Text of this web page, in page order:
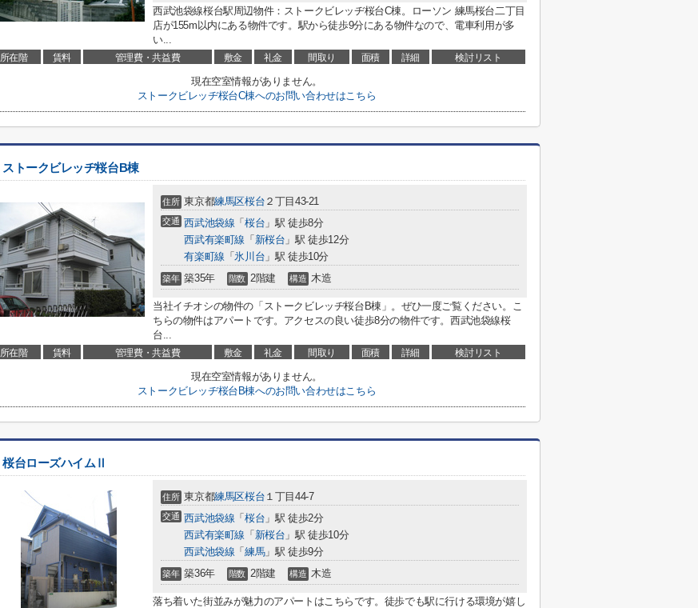
西武池袋線桜台駅周辺物件：ストークビレッヂ桜台C棟。ローソン 練馬桜台二丁目
店が155m以内にある物件です。駅から徒歩9分にある物件なので、電車利用が多
い...
所在階 賃料 管理費・共益費 敷金 礼金 間取り 面積 詳細 検討リスト
現在空室情報がありません。
ストークビレッヂ桜台C棟へのお問い合わせはこちら
ストークビレッヂ桜台B棟
住所 東京都練馬区桜台 ２丁目43-21
交通 西武池袋線 「 桜台 」駅 徒歩8分
西武有楽町線 「 新桜台 」駅 徒歩12分
有楽町線 「氷川台 」駅 徒歩10分
築年 築35年 階数 2階建 構造 木造
当社イチオシの物件の「ストークビレッヂ桜台B棟」。ぜひ一度ご覧ください。こ
ちらの物件はアパートです。アクセスの良い徒歩8分の物件です。西武池袋線桜
台...
所在階 賃料 管理費・共益費 敷金 礼金 間取り 面積 詳細 検討リスト
現在空室情報がありません。
ストークビレッヂ桜台B棟へのお問い合わせはこちら
桜台ローズハイムⅡ
住所 東京都練馬区桜台 １丁目44-7
交通 西武池袋線 「 桜台 」駅 徒歩2分
西武有楽町線 「 新桜台 」駅 徒歩10分
西武池袋線 「 練馬」駅 徒歩9分
築年 築36年 階数 2階建 構造 木造
落ち着いた街並みが魅力のアパートはこちらです。徒歩でも駅に行ける環境が嬉し